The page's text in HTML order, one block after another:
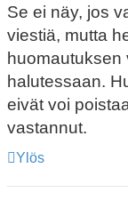
Se ei näy, jos
viestiä, mutta
huomautuksen
halutessaan.
eivät voi
vastannut.
Ylös